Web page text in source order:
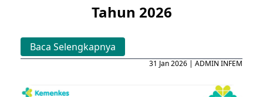
Tahun 2026
Baca Selengkapnya
31 Jan 2026 | ADMIN INFEM